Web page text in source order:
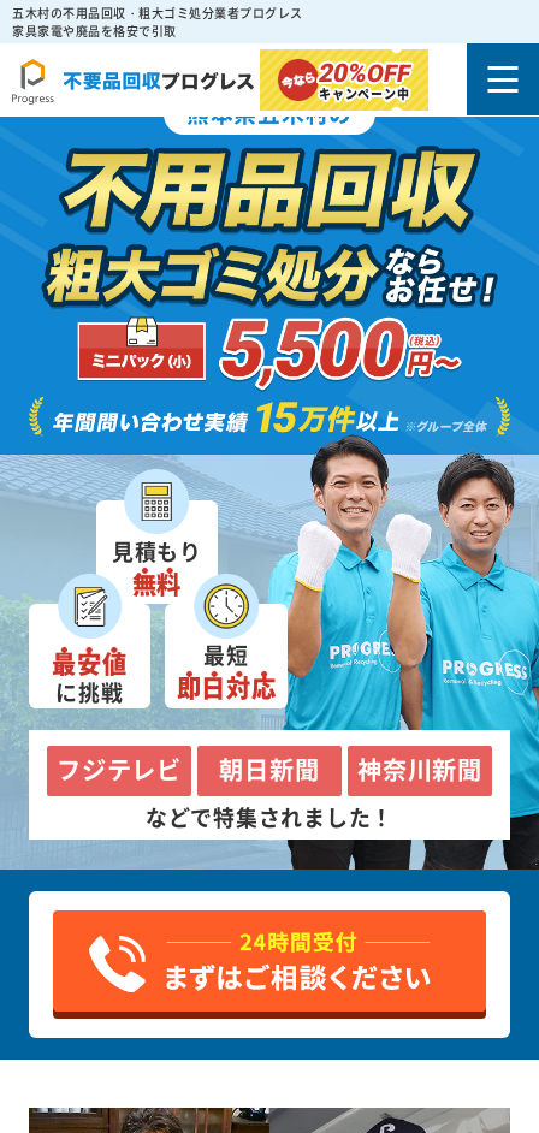
五木村の不用品回収・粗大ゴミ処分業者プログレス
家具家電や廃品を格安で引取
20%OFF
キャンペーン中
熊本県五木村の
見積もり
無料
最安値
に挑戦
最短
即日対応
フジテレビ 朝日新聞 神奈川新聞
などで特集されました！